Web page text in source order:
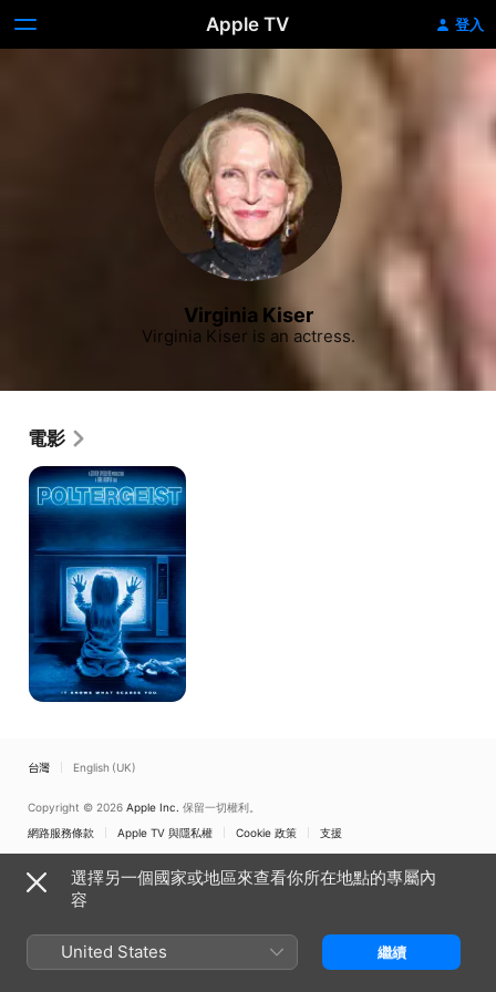
Apple TV 登入
Virginia Kiser
Virginia Kiser is an actress.
電影
鬼
哭
神
台灣 English (UK)
Copyright © 2026 Apple Inc. 保留一切權利。
網路服務條款
Apple TV 與隱私權 Cookie 政策 支援
選擇另一個國家或地區來查看你所在地點的專屬內
容
United States 繼續